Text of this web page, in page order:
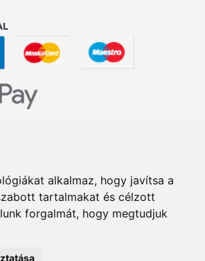
alkalmaz, hogy javítsa a
tartalmakat és célzott
forgalmát, hogy megtudjuk